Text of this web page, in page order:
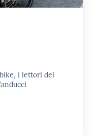
i lettori del